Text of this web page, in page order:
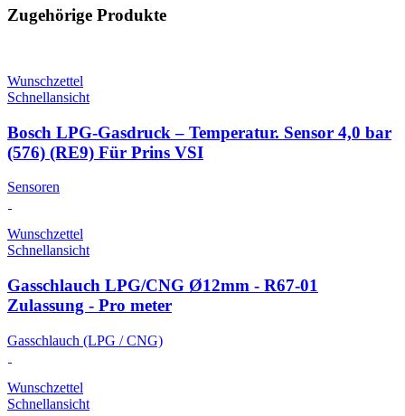
Zugehörige Produkte
Wunschzettel
Schnellansicht
Bosch LPG-Gasdruck – Temperatur. Sensor 4,0 bar
(576) (RE9) Für Prins VSI
Sensoren
Wunschzettel
Schnellansicht
Gasschlauch LPG/CNG Ø12mm - R67-01
Zulassung - Pro meter
Gasschlauch (LPG / CNG)
Wunschzettel
Schnellansicht